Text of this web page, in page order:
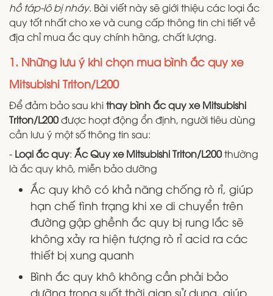
hồ táp-lô bị nháy. Bài viết này sẽ giới thiệu các loại ắc
quy tốt nhất cho xe và cung cấp thông tin chi tiết về
địa chỉ mua ắc quy chính hãng, chất lượng.
1. Những lưu ý khi chọn mua bình ắc quy xe
Mitsubishi Triton/L200
Để đảm bảo sau khithay bình ắc quy xe Mitsubishi
Triton/L200được hoạt động ổn định, người tiêu dùng
cần lưu ý một số thông tin sau:
- Loại ắc quy: Ắc Quy xe Mitsubishi Triton/L200thường
là ắc quy khô, miễn bảo dưỡng
Ắc quy khô có khả năng chống rò rỉ, giúp
hạn chế tình trạng khi xe di chuyển trên
đường gập ghềnh ắc quy bị rung lắc sẽ
không xảy ra hiện tượng rò rỉ acid ra các
thiết bị xung quanh
Bình ắc quy khô không cần phải bảo
dưỡng trong suốt thời gian sử dụng, giúp